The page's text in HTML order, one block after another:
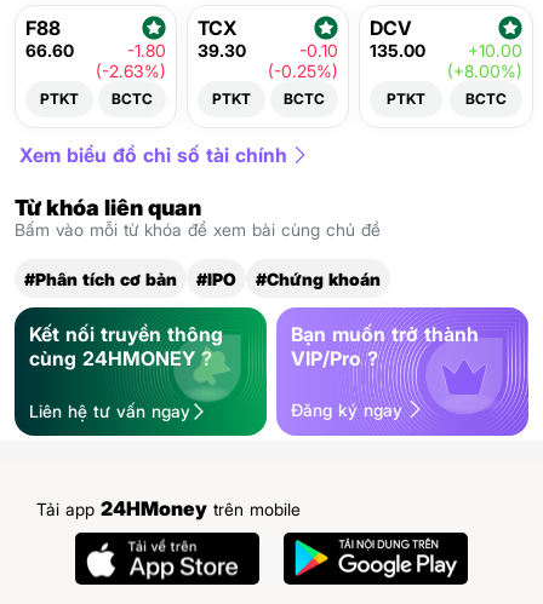
F88
66.60
-1.80
(-2.63%)
PTKT BCTC
TCX
39.30
-0.10
(-0.25%)
PTKT BCTC
DCV
135.00
+10.00
(+8.00%)
PTKT BCTC
Xem biểu đồ chỉ số tài chính
Từ khóa liên quan
Bấm vào mỗi từ khóa để xem bài cùng chủ đề
#Phân tích cơ bản #IPO #Chứng khoán
Kết nối truyền thông
cùng 24HMONEY ?
Liên hệ tư vấn ngay
Bạn muốn trở thành
VIP/Pro ?
Đăng ký ngay
Tải app 24HMoney trên mobile